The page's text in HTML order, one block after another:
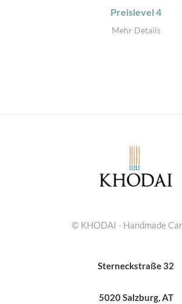
Preislevel 4
Mehr Details
© KHODAI - Handmade
Sterneckstraße 32
5020 Salzburg, AT